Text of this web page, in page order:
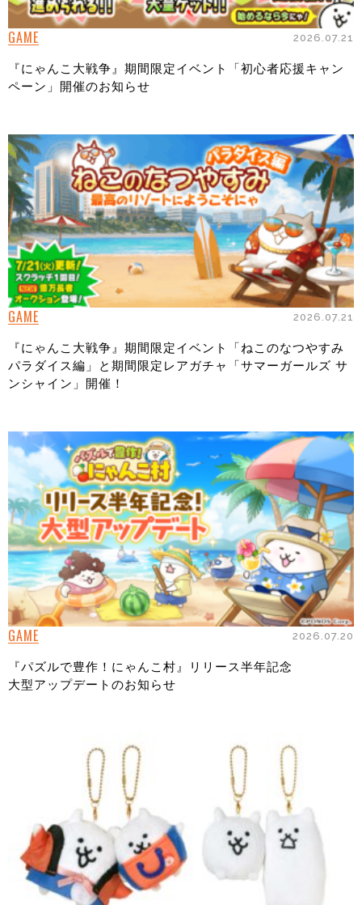
GAME 2026.07.21
『にゃんこ大戦争』期間限定イベント「初心者応援キャン
ペーン」開催のお知らせ
GAME 2026.07.21
『にゃんこ大戦争』期間限定イベント「ねこのなつやすみ
パラダイス編」と期間限定レアガチャ「サマーガールズ サ
ンシャイン」開催！
GAME 2026.07.20
『パズルで豊作！にゃんこ村』リリース半年記念
大型アップデートのお知らせ